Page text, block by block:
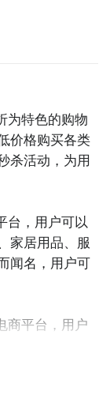
为特色的购物
价格购买各类
杀活动，为用
台，用户可以
家居用品、服
闻名，用户可
商平台，用户
搜索、浏览和